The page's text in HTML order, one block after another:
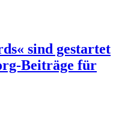
sind gestartet
Beiträge für